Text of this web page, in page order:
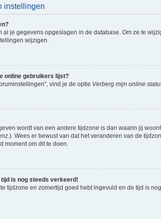
instellingen
al je gegevens opgeslagen in de database. Om ze te
wijzigen.
online gebruikers lijst?
vind je de optie Verberg mijn online
wordt van een andere tijdzone is dan waarin jij
Wees er bewust van dat het veranderen van de
moment om dit te doen.
tijd is nog steeds verkeerd!
tijdzone en zomertijd goed hebt ingevuld en de tijd is